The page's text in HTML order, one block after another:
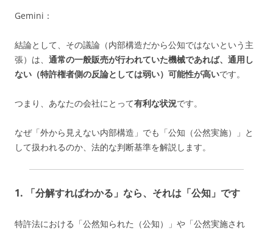
Gemini：
結論として、その議論（内部構造だから公知ではないという主
張）は、 通常の一般販売が行われていた機械であれば、通用し
ない（特許権者側の反論としては弱い）可能性が高いです。
つまり、あなたの会社にとって有利な状況です。
なぜ「外から見えない内部構造」でも「公知（公然実施）」と
して扱われるのか、法的な判断基準を解説します。
1. 「分解すればわかる」なら、それは「公知」です
特許法における「公然知られた（公知）」や「公然実施され